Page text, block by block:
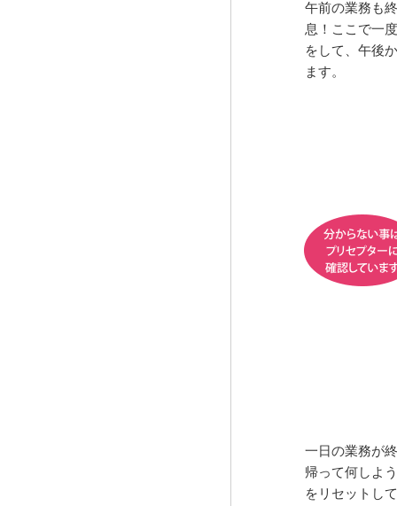
午前の業務も
息！ここで一
をして、午後
ます。
一日の業務が
帰って何しよ
をリセットし